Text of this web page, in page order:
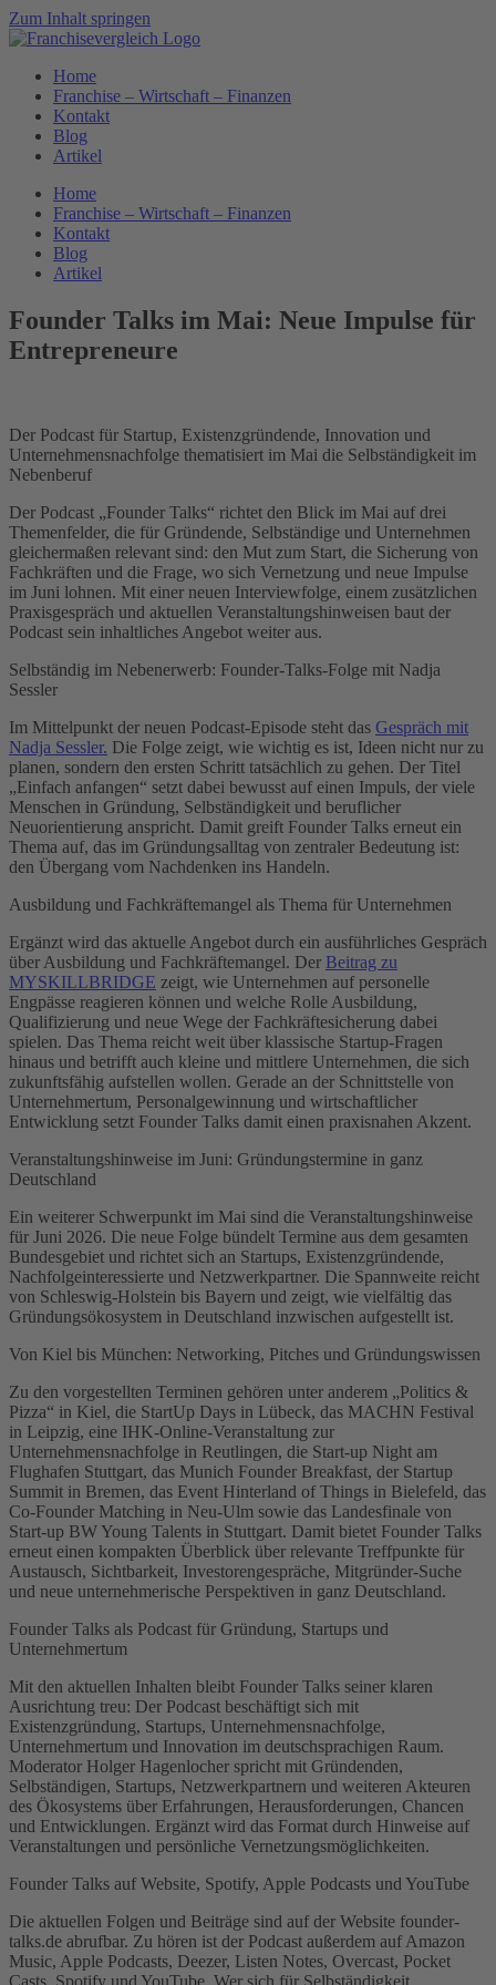
Zum Inhalt springen
Home
Franchise – Wirtschaft – Finanzen
Kontakt
Blog
Artikel
Home
Franchise – Wirtschaft – Finanzen
Kontakt
Blog
Artikel
Founder Talks im Mai: Neue Impulse für
Entrepreneure
Der Podcast für Startup, Existenzgründende, Innovation und
Unternehmensnachfolge thematisiert im Mai die Selbständigkeit im
Nebenberuf
Der Podcast „Founder Talks“ richtet den Blick im Mai auf drei
Themenfelder, die für Gründende, Selbständige und Unternehmen
gleichermaßen relevant sind: den Mut zum Start, die Sicherung von
Fachkräften und die Frage, wo sich Vernetzung und neue Impulse
im Juni lohnen. Mit einer neuen Interviewfolge, einem zusätzlichen
Praxisgespräch und aktuellen Veranstaltungshinweisen baut der
Podcast sein inhaltliches Angebot weiter aus.
Selbständig im Nebenerwerb: Founder-Talks-Folge mit Nadja
Sessler
Im Mittelpunkt der neuen Podcast-Episode steht das Gespräch mit
Nadja Sessler. Die Folge zeigt, wie wichtig es ist, Ideen nicht nur zu
planen, sondern den ersten Schritt tatsächlich zu gehen. Der Titel
„Einfach anfangen“ setzt dabei bewusst auf einen Impuls, der viele
Menschen in Gründung, Selbständigkeit und beruflicher
Neuorientierung anspricht. Damit greift Founder Talks erneut ein
Thema auf, das im Gründungsalltag von zentraler Bedeutung ist:
den Übergang vom Nachdenken ins Handeln.
Ausbildung und Fachkräftemangel als Thema für Unternehmen
Ergänzt wird das aktuelle Angebot durch ein ausführliches Gespräch
über Ausbildung und Fachkräftemangel. Der Beitrag zu
MYSKILLBRIDGE zeigt, wie Unternehmen auf personelle
Engpässe reagieren können und welche Rolle Ausbildung,
Qualifizierung und neue Wege der Fachkräftesicherung dabei
spielen. Das Thema reicht weit über klassische Startup-Fragen
hinaus und betrifft auch kleine und mittlere Unternehmen, die sich
zukunftsfähig aufstellen wollen. Gerade an der Schnittstelle von
Unternehmertum, Personalgewinnung und wirtschaftlicher
Entwicklung setzt Founder Talks damit einen praxisnahen Akzent.
Veranstaltungshinweise im Juni: Gründungstermine in ganz
Deutschland
Ein weiterer Schwerpunkt im Mai sind die Veranstaltungshinweise
für Juni 2026. Die neue Folge bündelt Termine aus dem gesamten
Bundesgebiet und richtet sich an Startups, Existenzgründende,
Nachfolgeinteressierte und Netzwerkpartner. Die Spannweite reicht
von Schleswig-Holstein bis Bayern und zeigt, wie vielfältig das
Gründungsökosystem in Deutschland inzwischen aufgestellt ist.
Von Kiel bis München: Networking, Pitches und Gründungswissen
Zu den vorgestellten Terminen gehören unter anderem „Politics &
Pizza“ in Kiel, die StartUp Days in Lübeck, das MACHN Festival
in Leipzig, eine IHK-Online-Veranstaltung zur
Unternehmensnachfolge in Reutlingen, die Start-up Night am
Flughafen Stuttgart, das Munich Founder Breakfast, der Startup
Summit in Bremen, das Event Hinterland of Things in Bielefeld, das
Co-Founder Matching in Neu-Ulm sowie das Landesfinale von
Start-up BW Young Talents in Stuttgart. Damit bietet Founder Talks
erneut einen kompakten Überblick über relevante Treffpunkte für
Austausch, Sichtbarkeit, Investorengespräche, Mitgründer-Suche
und neue unternehmerische Perspektiven in ganz Deutschland.
Founder Talks als Podcast für Gründung, Startups und
Unternehmertum
Mit den aktuellen Inhalten bleibt Founder Talks seiner klaren
Ausrichtung treu: Der Podcast beschäftigt sich mit
Existenzgründung, Startups, Unternehmensnachfolge,
Unternehmertum und Innovation im deutschsprachigen Raum.
Moderator Holger Hagenlocher spricht mit Gründenden,
Selbständigen, Startups, Netzwerkpartnern und weiteren Akteuren
des Ökosystems über Erfahrungen, Herausforderungen, Chancen
und Entwicklungen. Ergänzt wird das Format durch Hinweise auf
Veranstaltungen und persönliche Vernetzungsmöglichkeiten.
Founder Talks auf Website, Spotify, Apple Podcasts und YouTube
Die aktuellen Folgen und Beiträge sind auf der Website founder-
talks.de abrufbar. Zu hören ist der Podcast außerdem auf Amazon
Music, Apple Podcasts, Deezer, Listen Notes, Overcast, Pocket
Casts, Spotify und YouTube. Wer sich für Selbständigkeit,